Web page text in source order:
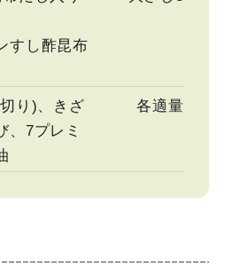
すし酢昆布
り)、きざ
、7プレミ
各適量